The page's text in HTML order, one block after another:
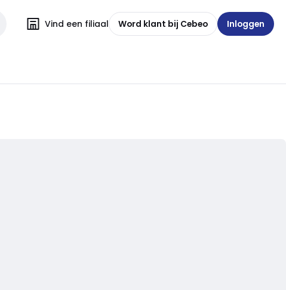
Vind een filiaal Word klant bij Cebeo Inloggen